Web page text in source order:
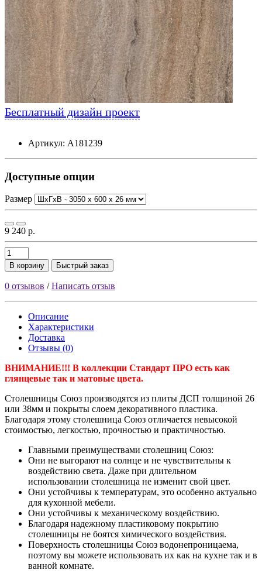
Бесплатный дизайн проект
Артикул: А181239
Доступные опции
Размер
9 240 р.
В корзину Быстрый заказ
0 отзывов /Написать отзыв
Описание
Характеристики
Доставка
Отзывы (0)
ВНИМАНИЕ!!! В коллекции Стандарт ПРО есть как
глянцевые так и матовые цвета.
Столешницы Союз производятся из плиты ДСП толщиной 26
или 38мм и покрыты слоем декоративного пластика.
Благодаря этому столешница Союз отличается невысокой
стоимостью, легкостью, прочностью и практичностью.
Главными преимуществами столешниц Союз:
Они не выгорают на солнце и не чувствительны к
воздействию света. Даже при длительном
использовании столешница не изменит свой цвет.
Они устойчивы к температурам, это особенно актуально
для кухонной мебели.
Они устойчивы к механическому воздействию.
Благодаря надежному пластиковому покрытию
столешницы не боятся химического воздействия.
Поверхность столешницы Союз водонепроницаема,
поэтому вы можете использовать их как на кухне так и в
ванной комнате.